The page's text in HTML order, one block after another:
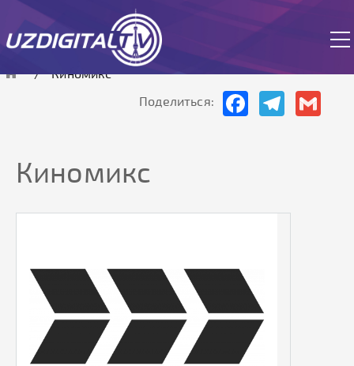
Cайт работает в тестовом режиме.
Киномикс
Поделиться:
FacebookTelegram
Киномикс